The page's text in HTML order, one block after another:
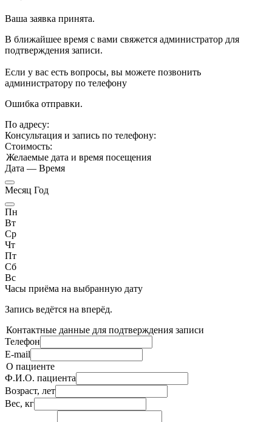
Ваша заявка принята.
В ближайшее время с вами свяжется администратор для
подтверждения записи.
Если у вас есть вопросы, вы можете позвонить
администратору по телефону
Ошибка отправки.
По адресу:
Консультация и запись по телефону:
Стоимость:
Желаемые дата и время посещения
Дата — Время
Месяц Год
Пн
Вт
Ср
Чт
Пт
Сб
Вс
Часы приёма на выбранную дату
Запись ведётся на вперёд.
Контактные данные для подтверждения записи
Телефон
E-mail
О пациенте
Ф.И.О. пациента
Возраст, лет
Вес, кг